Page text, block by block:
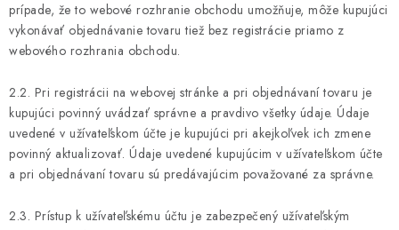
prípade, že to webové rozhranie obchodu umožňuje, môže kupujúci
vykonávať objednávanie tovaru tiež bez registrácie priamo z
webového rozhrania obchodu.
2.2. Pri registrácii na webovej stránke a pri objednávaní tovaru je
kupujúci povinný uvádzať správne a pravdivo všetky údaje. Údaje
uvedené v užívateľskom účte je kupujúci pri akejkoľvek ich zmene
povinný aktualizovať. Údaje uvedené kupujúcim v užívateľskom účte
a pri objednávaní tovaru sú predávajúcim považované za správne.
2.3. Prístup k užívateľskému účtu je zabezpečený užívateľským